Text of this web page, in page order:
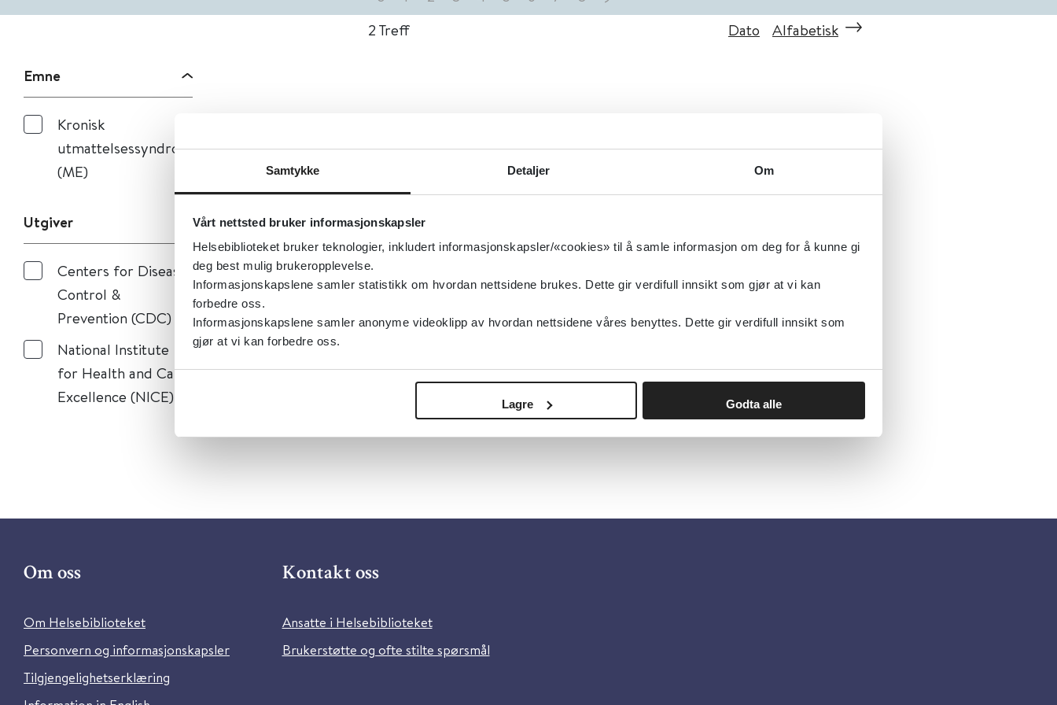
Samtykke Detaljer Om
Vårt nettsted bruker informasjonskapsler
Helsebiblioteket bruker teknologier, inkludert informasjonskapsler/«cookies» til å samle informasjon om deg for å kunne gi
deg best mulig brukeropplevelse.
Informasjonskapslene samler statistikk om hvordan nettsidene brukes. Dette gir verdifull innsikt som gjør at vi kan
forbedre oss.
Informasjonskapslene samler anonyme videoklipp av hvordan nettsidene våres benyttes. Dette gir verdifull innsikt som
gjør at vi kan forbedre oss.
Lagre Godta alle
Emne
Kronisk
utmattelsessyndrom
(ME)
Utgiver
Centers for Disease
Control &
Prevention (CDC)
National Institute
for Health and Care
Excellence (NICE)
2 Treff Dato Alfabetisk
Om oss
Om Helsebiblioteket
Personvern og informasjonskapsler
Tilgjengelighetserklæring
Kontakt oss
Ansatte i Helsebiblioteket
Brukerstøtte og ofte stilte spørsmål